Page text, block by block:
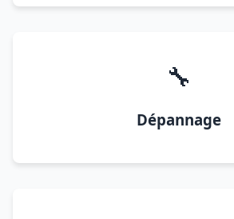
🔧
Dépannage